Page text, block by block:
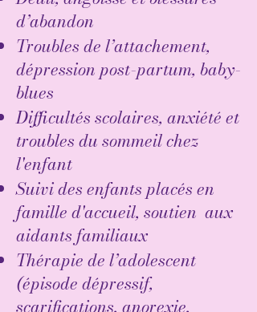
d’abandon
Troubles de l’attachement,
dépression post-partum, baby-
blues
Difficultés scolaires, anxiété et
troubles du sommeil chez
l'enfant
Suivi des enfants placés en
famille d'accueil, soutien aux
aidants familiaux
Thérapie de l’adolescent
(épisode dépressif,
scarifications, anorexie,